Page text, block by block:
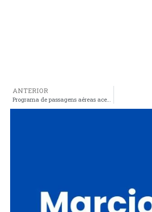
ANTERIOR
Programa de passagens aéreas acessíveis deve ser lançado em junho